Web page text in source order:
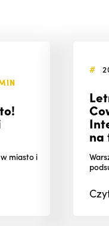
miasto i
#
na